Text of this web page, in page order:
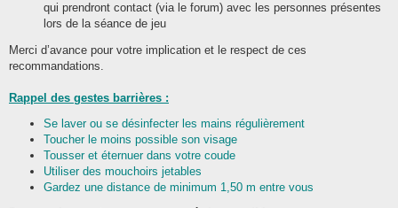
qui prendront contact (via le forum) avec les personnes présentes
lors de la séance de jeu
Merci d’avance pour votre implication et le respect de ces
recommandations.
Rappel des gestes barrières :
Se laver ou se désinfecter les mains régulièrement
Toucher le moins possible son visage
Tousser et éternuer dans votre coude
Utiliser des mouchoirs jetables
Gardez une distance de minimum 1,50 m entre vous